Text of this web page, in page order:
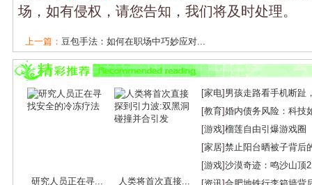
场，如有侵权，请您告知，我们将及时处理。
上一篇： 豆包手法：如何在职场中巧妙应对...
下一篇：松鼠AI人工智能辅导：个性化学习...
研究人员正在寻... 人类将首次直接...
[家电] 男孩走路看手机断趾
[教育]婚内债务风险：科技
[游戏]榴莲自由引爆游戏圈
[家居]禁止阳台晒被子背后
[游戏]沙漠奇迹：鸣沙山顶